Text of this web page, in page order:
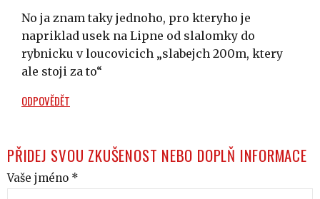
No ja znam taky jednoho, pro kteryho je
napriklad usek na Lipne od slalomky do
rybnicku v loucovicich „slabejch 200m, ktery
ale stoji za to“
ODPOVĚDĚT
PŘIDEJ SVOU ZKUŠENOST NEBO DOPLŇ INFORMACE
Vaše jméno *